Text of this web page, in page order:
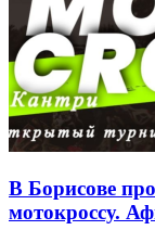
В Борисове
мотокроссу.